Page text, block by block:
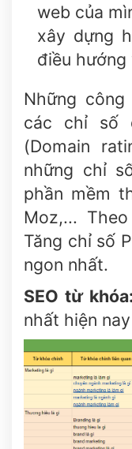
web của
xây dựng
điều hướng
Những
các chỉ số
(Domain
những chỉ
phần mềm
Moz,...
Tăng chỉ số
ngon nhất.
SEO từ khóa:
nhất hiện nay